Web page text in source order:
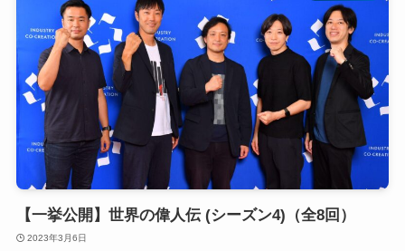
【一挙公開】世界の偉人伝 (シーズン4)（全8回）
2023年3月6日